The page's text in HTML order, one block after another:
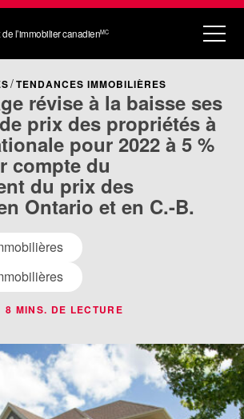
de l’immobilier canadienMC
TENDANCES IMMOBILIÈRES
révise à la baisse ses
prix des propriétés à
pour 2022 à 5 %
compte du
du prix des
Ontario et en C.-B.
8 MINS. DE LECTURE